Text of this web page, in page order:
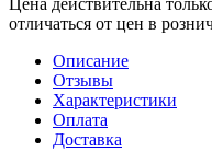
отличаться от цен в
Описание
Отзывы
Характеристики
Оплата
Доставка